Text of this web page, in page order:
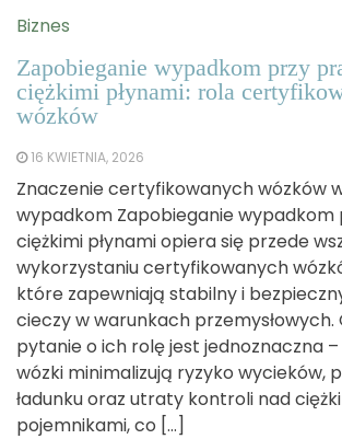
Biznes
Zapobieganie wypadkom przy
ciężkimi płynami: rola
wózków
16 KWIETNIA, 2026
Znaczenie certyfikowanych wózków
wypadkom Zapobieganie wypadkom
ciężkimi płynami opiera się przede
wykorzystaniu certyfikowanych
które zapewniają stabilny i
cieczy w warunkach przemysłowych.
pytanie o ich rolę jest jednoznaczna
wózki minimalizują ryzyko wycieków,
ładunku oraz utraty kontroli nad
pojemnikami, co […]